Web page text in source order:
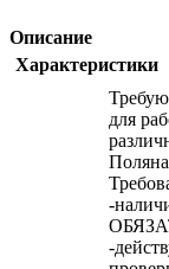
Описание
Характеристики
для
-
-